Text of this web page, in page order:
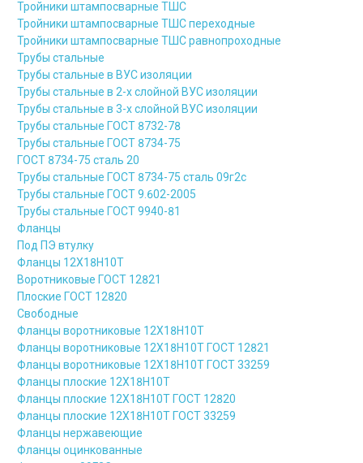
Тройники штампосварные ТШС
Тройники штампосварные ТШС переходные
Тройники штампосварные ТШС равнопроходные
Трубы стальные
Трубы стальные в ВУС изоляции
Трубы стальные в 2-х слойной ВУС изоляции
Трубы стальные в 3-х слойной ВУС изоляции
Трубы стальные ГОСТ 8732-78
Трубы стальные ГОСТ 8734-75
ГОСТ 8734-75 сталь 20
Трубы стальные ГОСТ 8734-75 сталь 09г2с
Трубы стальные ГОСТ 9.602-2005
Трубы стальные ГОСТ 9940-81
Фланцы
Под ПЭ втулку
Фланцы 12Х18Н10Т
Воротниковые ГОСТ 12821
Плоские ГОСТ 12820
Свободные
Фланцы воротниковые 12Х18Н10Т
Фланцы воротниковые 12Х18Н10Т ГОСТ 12821
Фланцы воротниковые 12Х18Н10Т ГОСТ 33259
Фланцы плоские 12Х18Н10Т
Фланцы плоские 12Х18Н10Т ГОСТ 12820
Фланцы плоские 12Х18Н10Т ГОСТ 33259
Фланцы нержавеющие
Фланцы оцинкованные